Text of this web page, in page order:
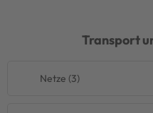
Transport
Netze (3)